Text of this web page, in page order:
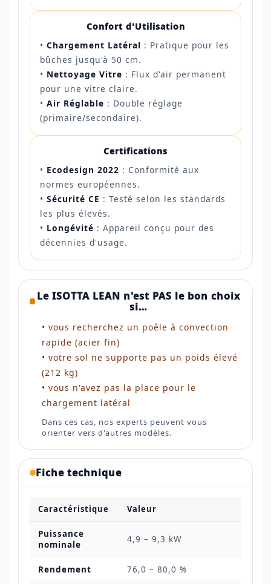
Confort d'Utilisation
• Chargement Latéral : Pratique pour les
bûches jusqu'à 50 cm.
• Nettoyage Vitre : Flux d'air permanent
pour une vitre claire.
• Air Réglable : Double réglage
(primaire/secondaire).
Certifications
• Ecodesign 2022 : Conformité aux
normes européennes.
• Sécurité CE : Testé selon les standards
les plus élevés.
• Longévité : Appareil conçu pour des
décennies d'usage.
Le ISOTTA LEAN n'est PAS le bon choix
si…
• vous recherchez un poêle à convection
rapide (acier fin)
• votre sol ne supporte pas un poids élevé
(212 kg)
• vous n'avez pas la place pour le
chargement latéral
Dans ces cas, nos experts peuvent vous
orienter vers d'autres modèles.
Fiche technique
Caractéristique Valeur
Puissance
nominale
4,9 – 9,3 kW
Rendement 76,0 – 80,0 %